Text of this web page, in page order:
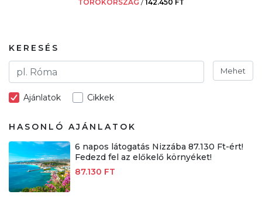
TÖRÖKORSZÁG / 142.450 FT
KERESÉS
Mehet
Ajánlatok Cikkek
HASONLÓ AJÁNLATOK
6 napos látogatás Nizzába 87.130 Ft-ért!
Fedezd fel az előkelő környéket!
87.130 FT